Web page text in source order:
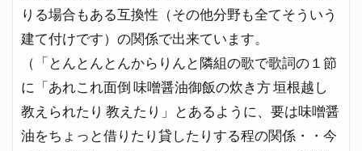
りる場合もある互換性（その他分野も全てそういう
建て付けです）の関係で出来ています。
（「とんとんとんからりんと隣組の歌で歌詞の１節
に「あれこれ面倒 味噌醤油御飯の炊き方 垣根越し
教えられたり 教えたり」とあるように、要は味噌醤
油をちょっと借りたり貸したりする程の関係・・今